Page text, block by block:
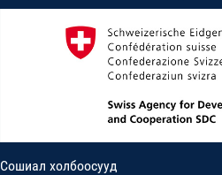
Сошиал холбоосууд